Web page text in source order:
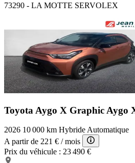
73290 - LA MOTTE SERVOLEX
Toyota Aygo X Graphic Aygo
2026 10 000 km Hybride Automatique
A partir de 221 € / mois
Prix du véhicule : 23 490 €